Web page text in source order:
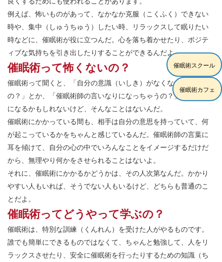
例えば、怖いものがあって、なかなか克服（こくふく）できない
時や、集中（しゅうちゅう）したい時、リラックスして眠りたい
時などに、催眠術が役に立つんだ。心を落ち着かせたり、ポジテ
ィブな気持ちを引き出したりすることができるんだよ。
催眠術って怖くないの？
催眠術って聞くと、「自分の意識（いしき）がなくなっちゃう
の？」とか、「催眠術師の言いなりになっちゃうの？」って心配
になるかもしれないけど、そんなことはないんだ。
催眠術にかかっている間も、相手は自分の意思を持っていて、何
が起こっているかをちゃんと感じているんだ。催眠術師の言葉に
耳を傾けて、自分の心の中でいろんなことをイメージするだけだ
から、無理やり何かをさせられることはないよ。
それに、催眠術にかかるかどうかは、その人次第なんだ。かかり
やすい人もいれば、そうでない人もいるけど、どちらも普通のこ
とだよ。
催眠術ってどうやって学ぶの？
催眠術は、特別な訓練（くんれん）を受けた人がやるものです。
誰でも簡単にできるものではなくて、ちゃんと勉強して、人をリ
ラックスさせたり、安全に催眠術を行ったりするための知識（ち
催眠術スクール
催眠術カフェ